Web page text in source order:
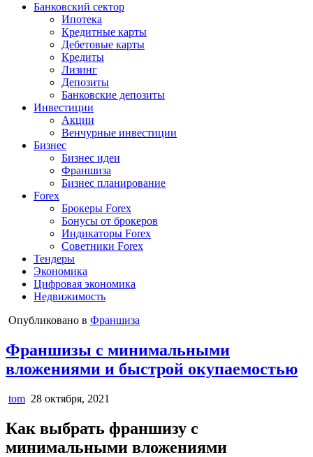
Банковский сектор
Ипотека
Кредитные карты
Дебетовые карты
Кредиты
Лизинг
Депозиты
Банковские депозиты
Инвестиции
Акции
Венчурные инвестиции
Бизнес
Бизнес идеи
Франшиза
Бизнес планирование
Forex
Брокеры Forex
Бонусы от брокеров
Индикаторы Forex
Советники Forex
Тендеры
Экономика
Цифровая экономика
Недвижимость
Опубликовано в Франшиза
Франшизы с минимальными
вложениями и быстрой окупаемостью
tom 28 октября, 2021
Как выбрать франшизу с
минимальными вложениями